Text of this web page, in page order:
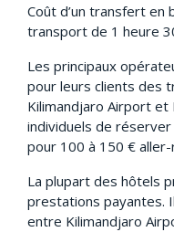
Coût d’un transfert en
transport de 1 heure
Les principaux
pour leurs clients des
Kilimandjaro Airport et
individuels de
pour 100 à 150 €
La plupart des hôtels
prestations payantes.
entre Kilimandjaro